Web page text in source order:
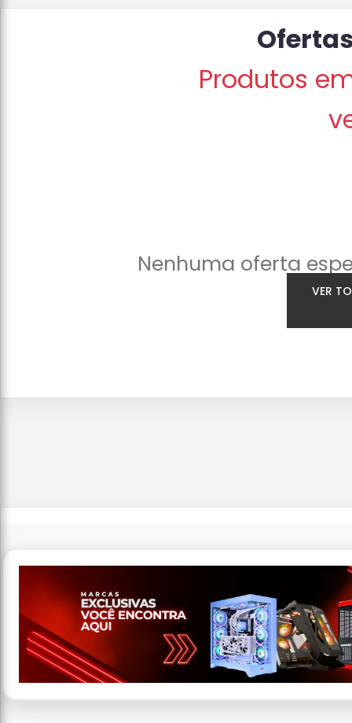
Produtos
Nenhuma oferta
VER